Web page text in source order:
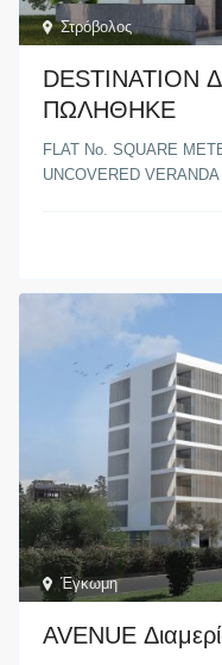
Στρόβολος
DESTINATION
ΠΩΛΗΘΗΚΕ
FLAT No. SQUARE
UNCOVERED VERANDA
Έγκωμη
AVENUE